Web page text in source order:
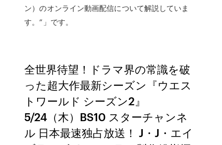
ン）のオンライン動画配信について解説していま
す。”」です。
全世界待望！ドラマ界の常識を破
った超大作最新シーズン『ウエス
トワールド シーズン2』
5/24（木）BS10 スターチャンネ
ル 日本最速独占放送！ J・J・エイ